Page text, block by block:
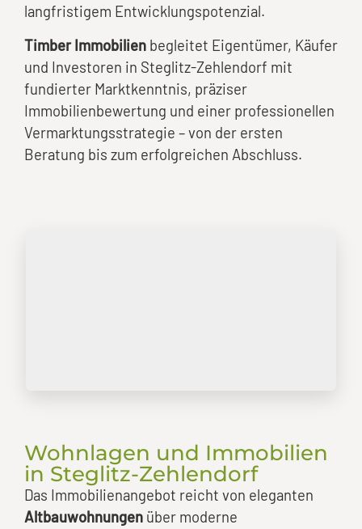
langfristigem Entwicklungspotenzial.
Timber Immobilien begleitet Eigentümer, Käufer
und Investoren in Steglitz-Zehlendorf mit
fundierter Marktkenntnis, präziser
Immobilienbewertung und einer professionellen
Vermarktungsstrategie – von der ersten
Beratung bis zum erfolgreichen Abschluss.
Wohnlagen und Immobilien
in Steglitz-Zehlendorf
Das Immobilienangebot reicht von eleganten
Altbauwohnungen über moderne